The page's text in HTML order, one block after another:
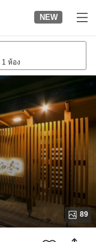
NEW
ห้อง
89